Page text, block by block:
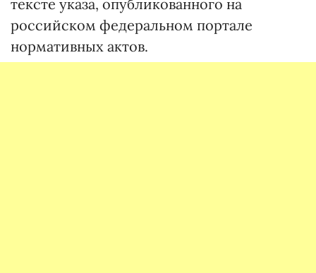
тексте указа, опубликованного на
российском федеральном портале
нормативных актов.